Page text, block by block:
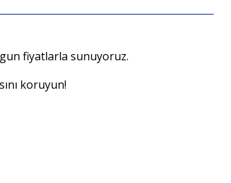
fiyatlarla sunuyoruz.
koruyun!